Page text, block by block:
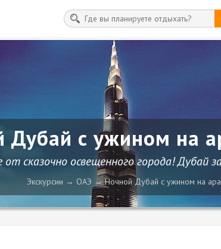
Дубай с ужином на
сказочно освещенного города! Дубай
Экскурсии ОАЭ Ночной Дубай с ужином на